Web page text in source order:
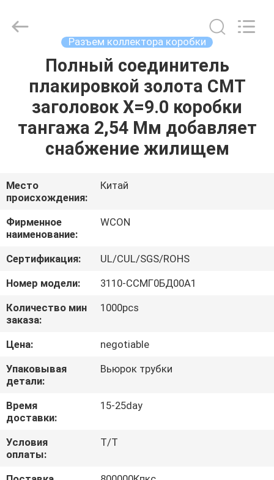
ПРОДУКТЫ
ПУТЕШЕСТВИЕ
ФАБРИКИ
ПРОВЕРКА
КАЧЕСТВА
СВЯЖИТЕСЬ
МЫ
СПРОСИТЕ
ЦИТАТУ
КАРТА
САЙТА
Разъем коллектора коробки
Полный соединитель
плакировкой золота СМТ
заголовок Х=9.0 коробки
тангажа 2,54 Мм добавляет
снабжение жилищем
Место
происхождения:
Китай
Фирменное
наименование:
WCON
Сертификация:
UL/CUL/SGS/ROHS
Номер модели:
3110-ССМГ0БД00А1
Количество мин
заказа:
1000pcs
Цена:
negotiable
Упаковывая
детали:
Вьюрок трубки
Время
доставки:
15-25day
Условия
оплаты:
T/T